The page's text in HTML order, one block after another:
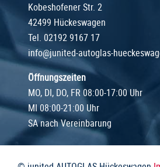
Kobeshofener Str. 2
42499 Hückeswagen
Tel. 02192 9167 17
info@junited-autoglas-
Öffnungszeiten
MO, DI, DO, FR 08:00-17:00 Uhr
MI 08:00-21:00 Uhr
SA nach Vereinbarung